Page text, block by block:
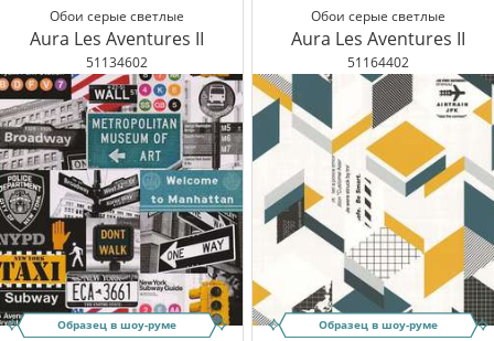
Обои серые светлые
Aura Les Aventures II
51134602
Образец в шоу-руме
Обои серые светлые
Aura Les Aventures II
51164402
Образец в шоу-руме